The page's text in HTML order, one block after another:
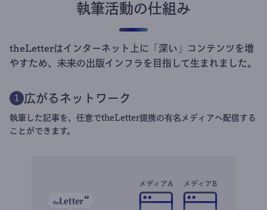
執筆活動の仕組み
theLetterはインターネット上に「深い」コンテンツを増
やすため、未来の出版インフラを目指して生まれました。
1 広がるネットワーク
執筆した記事を、任意でtheLetter提携の有名メディアへ配信する
ことができます。